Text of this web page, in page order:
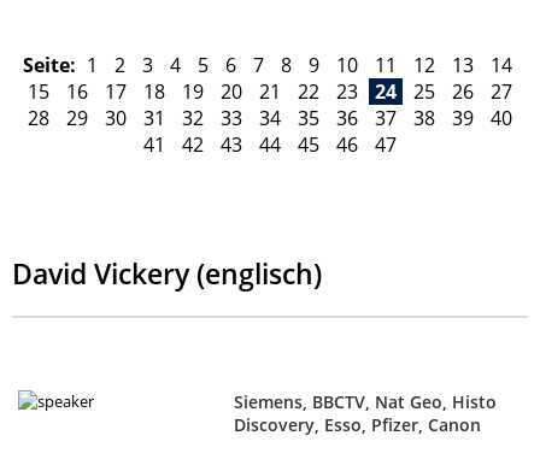
Seite: 1 2 3 4 5 6 7 8 9 10 11 12 13
14
15
16 17 18 19 20 21 22 23 24 25 26
27
28
29 30 31 32 33 34 35 36 37 38 39
40
41
42 43 44 45 46 47
David Vickery (englisch)
Siemens, BBCTV, Nat Geo, Histo
Discovery, Esso, Pfizer, Canon